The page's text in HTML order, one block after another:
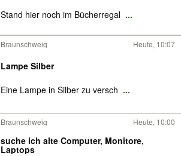
Stand hier noch im Bücherregal ...
Braunschweig Heute, 10:07
Lampe Silber
Eine Lampe in Silber zu versch ...
Braunschweig Heute, 10:00
suche ich alte Computer, Monitore,
Laptops